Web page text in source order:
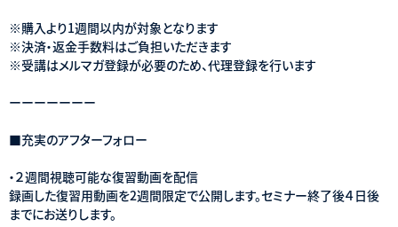
※購入より1週間以内が対象となります
※決済・返金手数料はご負担いただきます
※受講はメルマガ登録が必要のため、代理登録を行います
ーーーーーーー
■充実のアフターフォロー
・２週間視聴可能な復習動画を配信
録画した復習用動画を2週間限定で公開します。セミナー終了後４日後
までにお送りします。